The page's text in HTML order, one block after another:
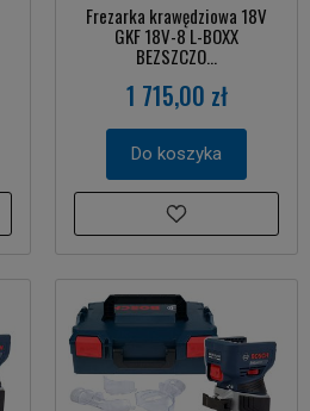
Frezarka krawędziowa 18V
GKF 18V-8 L-BOXX
BEZSZCZO...
1 715,00 zł
Do koszyka